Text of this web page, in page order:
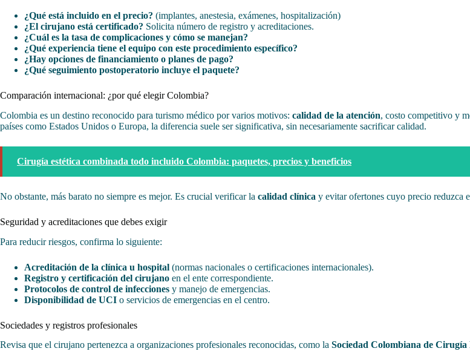
¿Qué está incluido en el precio? (implantes, anestesia, exámenes, hospitalización)
¿El cirujano está certificado? Solicita número de registro y acreditaciones.
¿Cuál es la tasa de complicaciones y cómo se manejan?
¿Qué experiencia tiene el equipo con este procedimiento específico?
¿Hay opciones de financiamiento o planes de pago?
¿Qué seguimiento postoperatorio incluye el paquete?
Comparación internacional: ¿por qué elegir Colombia?
Colombia es un destino reconocido para turismo médico por varios motivos: calidad de la atención, costo competitivo y
países como Estados Unidos o Europa, la diferencia suele ser significativa, sin necesariamente sacrificar calidad.
Cirugía estética combinada todo incluido Colombia: paquetes, precios y beneficios
No obstante, más barato no siempre es mejor. Es crucial verificar la calidad clínica y evitar ofertones cuyo precio reduzca
Seguridad y acreditaciones que debes exigir
Para reducir riesgos, confirma lo siguiente:
Acreditación de la clínica u hospital (normas nacionales o certificaciones internacionales).
Registro y certificación del cirujano en el ente correspondiente.
Protocolos de control de infecciones y manejo de emergencias.
Disponibilidad de UCI o servicios de emergencias en el centro.
Sociedades y registros profesionales
Revisa que el cirujano pertenezca a organizaciones profesionales reconocidas, como la Sociedad Colombiana de